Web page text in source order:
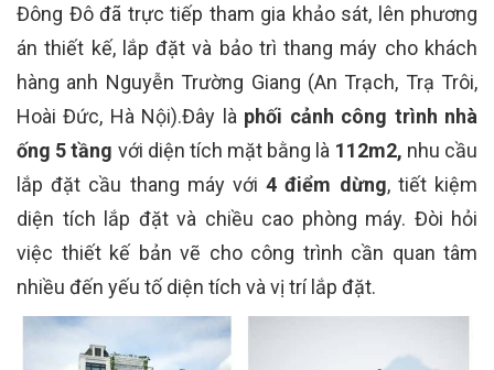
Đông Đô đã trực tiếp tham gia khảo sát, lên phương
án thiết kế, lắp đặt và bảo trì thang máy cho khách
hàng anh Nguyễn Trường Giang (An Trạch, Trạ Trôi,
Hoài Đức, Hà Nội).Đây là phối cảnh công trình nhà
ống 5 tầng với diện tích mặt bằng là 112m2, nhu cầu
lắp đặt cầu thang máy với4 điểm dừng, tiết kiệm
diện tích lắp đặt và chiều cao phòng máy. Đòi hỏi
việc thiết kế bản vẽ cho công trình cần quan tâm
nhiều đến yếu tố diện tích và vị trí lắp đặt.